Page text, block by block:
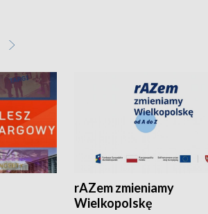
rAZem zmieniamy
Wielkopolskę